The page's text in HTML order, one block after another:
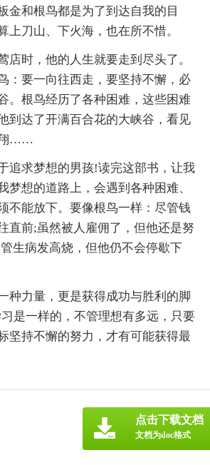
金和根鸟都是为了到达自我的目
上刀山、下火海，也在所不惜。
店时，他的人生就要走到尽头了。
：要一向往西走，要坚持不懈，必
。根鸟经历了各种困难，这些困难
到达了开满百合花的大峡谷，看见
翔……
追求梦想的男孩!读完这部书，让我
梦想的道路上，会遇到各种困难、
不能放下。要像根鸟一样：尽管钱
直前;虽然被人雇佣了，但他还是努
生病发高烧，但他仍不会停歇下
种力量，更是获得成功与胜利的脚
是一样的，不管理想有多远，只要
坚持不懈的努力，才有可能获得最
点击下载文档
文档为doc格式